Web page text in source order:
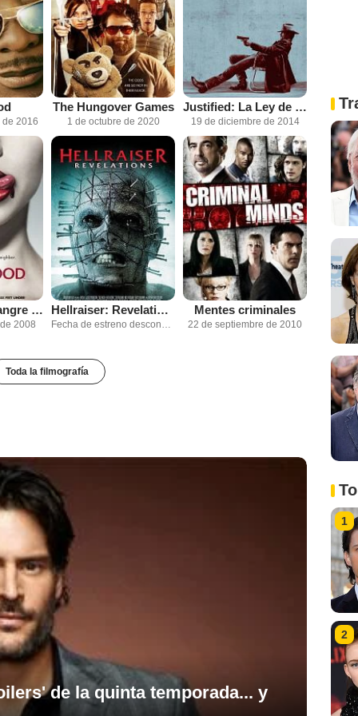
2016
The Hungover Games
1 de octubre de 2020
Justified: La Ley de Raylan
19 de diciembre de 2014
True Blood (Sangre fresca)
2008
Hellraiser: Revelations
Fecha de estreno desconocida
Mentes criminales
22 de septiembre de 2010
Toda la filmografía
de la quinta temporada... y
1
2